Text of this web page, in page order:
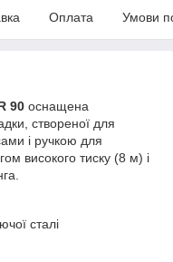
Оплата Умови
90 оснащена
створеної для
і ручкою для
високого тиску (8 м) і
сталі